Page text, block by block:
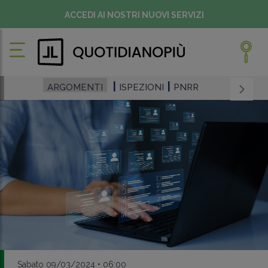
ACCEDI AI NOSTRI NUOVI SERVIZI
ARGOMENTI ISPEZIONI PNRR
Sabato 09/03/2024 • 06:00